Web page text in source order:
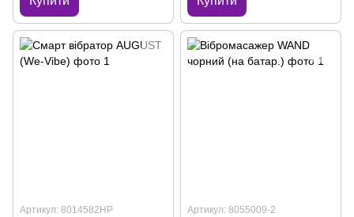
Артикул: 8014582HP Артикул: 8055009-2